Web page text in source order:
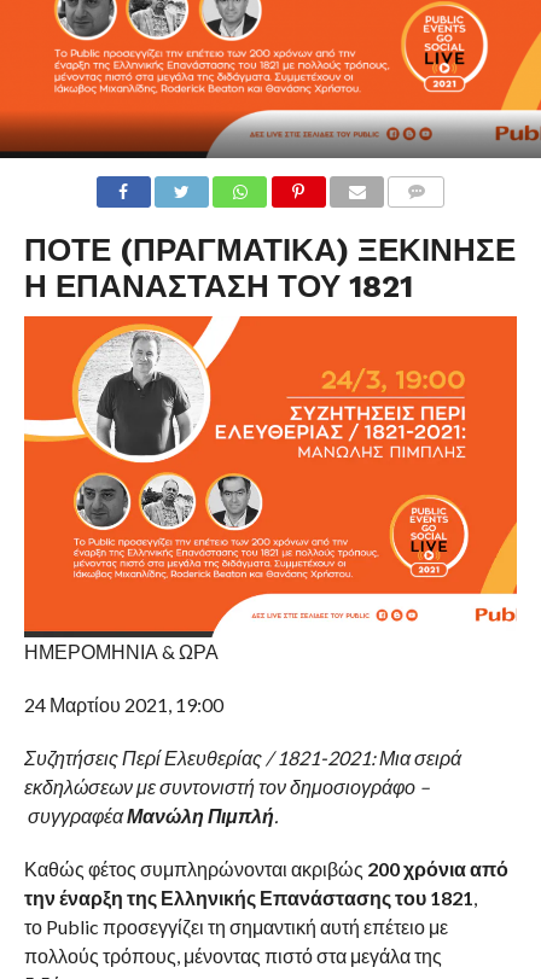
ΠΟΤΕ (ΠΡΑΓΜΑΤΙΚΑ) ΞΕΚΙΝΗΣΕ
Η ΕΠΑΝΑΣΤΑΣΗ ΤΟΥ 1821
ΗΜΕΡΟΜΗΝΙΑ & ΩΡΑ
24 Μαρτίου 2021, 19:00
Συζητήσεις Περί Ελευθερίας / 1821-2021: Μια σειρά
εκδηλώσεων με συντονιστή τον δημοσιογράφο –
συγγραφέαΜανώλη Πιμπλή
Καθώς φέτος συμπληρώνονται ακριβώς 200 χρόνια από
την έναρξη της Ελληνικής Επανάστασης του 1821
το Public προσεγγίζει τη σημαντική αυτή επέτειο με
πολλούς τρόπους, μένοντας πιστό στα μεγάλα της